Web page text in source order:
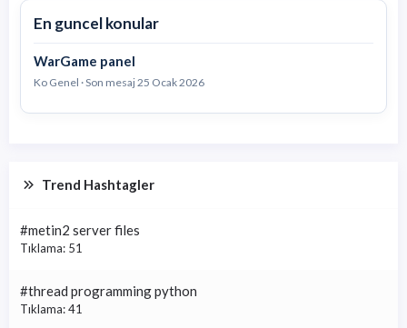
En guncel konular
WarGame panel
Ko Genel · Son mesaj25 Ocak 2026
Trend Hashtagler
#metin2 server files
Tıklama: 51
#thread programming python
Tıklama: 41